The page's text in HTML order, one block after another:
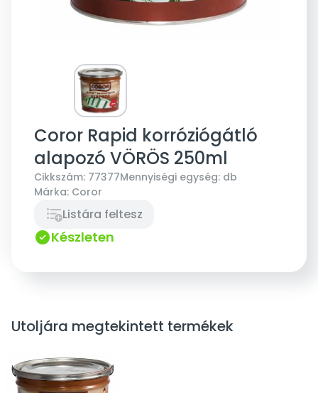
Coror Rapid korróziógátló
alapozó VÖRÖS 250ml
Cikkszám: 77377Mennyiségi egység: db
Márka: Coror
Listára feltesz
Készleten
Utoljára megtekintett termékek